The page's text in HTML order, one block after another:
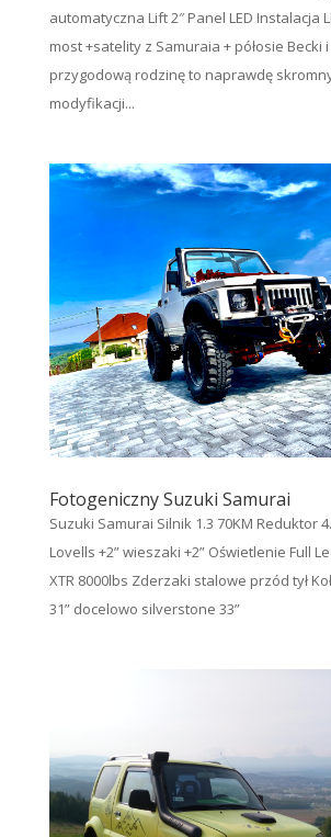
automatyczna Lift 2″ Panel LED Instalacja
most +satelity z Samuraia + półosie Becki
przygodową rodzinę to naprawdę
modyfikacji...
Fotogeniczny Suzuki Samurai
Suzuki Samurai Silnik 1.3 70KM Reduktor
Lovells +2” wieszaki +2” Oświetlenie Full
XTR 8000lbs Zderzaki stalowe przód tył
31” docelowo silverstone 33”